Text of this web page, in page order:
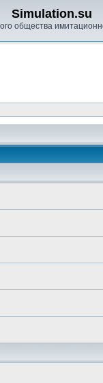
Simulation.su
общества